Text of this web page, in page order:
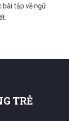
bài tập về ngữ
TRẺ